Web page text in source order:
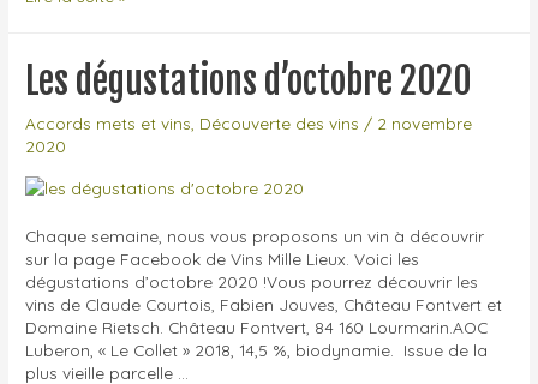
novembre
2020
Les dégustations d’octobre 2020
Accords mets et vins Découverte des vins / 2 novembre
2020
Chaque semaine, nous vous proposons un vin à découvrir
sur la page Facebook de Vins Mille Lieux. Voici les
dégustations d’octobre 2020 !Vous pourrez découvrir les
vins de Claude Courtois, Fabien Jouves, Château Fontvert et
Domaine Rietsch. Château Fontvert, 84 160 Lourmarin.AOC
Luberon, « Le Collet » 2018, 14,5 %, biodynamie. Issue de la
plus vieille parcelle …